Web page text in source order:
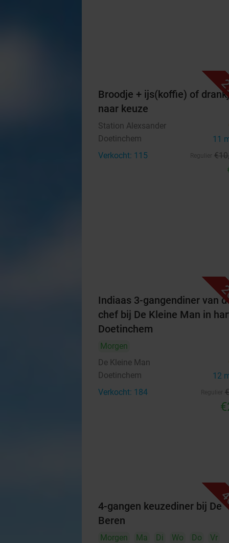
Broodje + ijs(koffie) of
naar keuze
Station Alexsander
Doetinchem 11
Verkocht: 115 €10
Indiaas 3-gangendiner van
chef bij De Kleine Man in
Doetinchem
Morgen
De Kleine Man
Doetinchem 12
Verkocht: 184
4-gangen keuzediner bij De
Beren
Morgen Ma Di Wo Do
Vr